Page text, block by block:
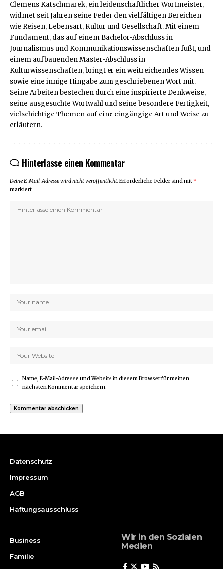
Clemens Katschmarek, ein leidenschaftlicher Wortmeister,
widmet seit Jahren seine Feder den vielfältigen Bereichen
wie Reisen, Lebensart, Kultur und Gesellschaft. Mit einem
Fundament, das auf einem Bachelor-Abschluss in
Journalismus und Kommunikationswissenschaften fußt, und
einem aufbauenden Master-Abschluss in
Kulturwissenschaften, bringt er ein weitreichendes Wissen
sowie eine innige Hingabe zum geschriebenen Wort mit.
Seine Arbeiten bestechen durch eine inspirierte Denkweise,
seine ausgesuchte Wortwahl und seine besondere Fertigkeit,
vielschichtige Themen auf eine eingängige Art und Weise zu
erläutern.
Hinterlasse einen Kommentar
Deine E-Mail-Adresse wird nicht veröffentlicht.Erforderliche Felder sind mit *
markiert
Name, E-Mail-Adresse und Website in diesem Browser für meinen
nächsten Kommentar speichern.
Datenschutz
Impressum
AGB
Haftungsausschluss
Business
Familie
Wir in den Sozialen
Medien